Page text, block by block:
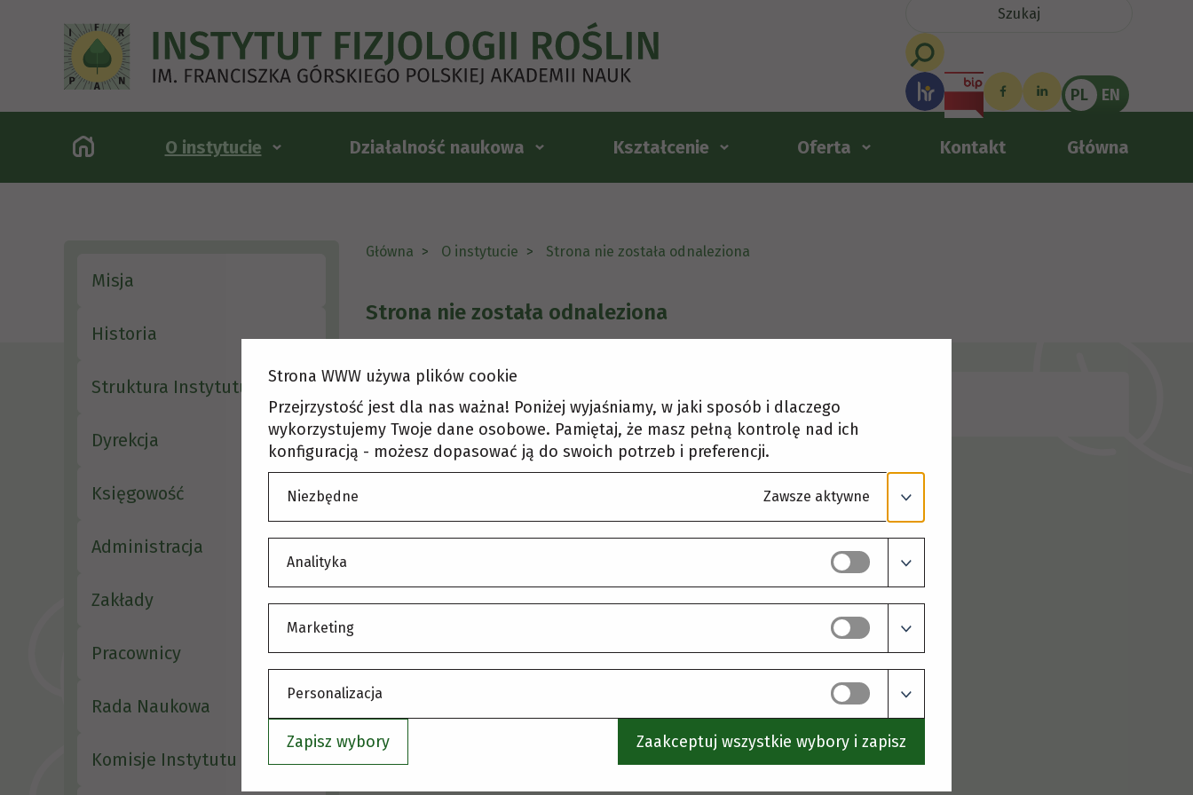
PL EN
O instytucie Działalność naukowa Kształcenie Oferta Kontakt Główna
Misja
Historia
Struktura Instytutu
Dyrekcja
Księgowość
Administracja
Zakłady
Pracownicy
Rada Naukowa
Komisje Instytutu
Główna O instytucie Strona nie została odnaleziona
Strona nie została odnaleziona
Skorzystaj z menu, aby wybrać inną stronę.
Strona WWW używa plików cookie
Przejrzystość jest dla nas ważna! Poniżej wyjaśniamy, w jaki sposób i dlaczego
wykorzystujemy Twoje dane osobowe. Pamiętaj, że masz pełną kontrolę nad ich
konfiguracją - możesz dopasować ją do swoich potrzeb i preferencji.
Niezbędne Zawsze aktywne
Analityka
Marketing
Personalizacja
Zapisz wybory Zaakceptuj wszystkie wybory i zapisz